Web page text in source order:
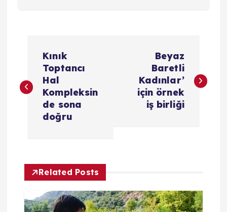
z
e
z
Kınık
Toptancı
Hal
Kompleksin
de sona
doğru
Beyaz
Baretli
Kadınlar’
için örnek
iş birliği
Related Posts